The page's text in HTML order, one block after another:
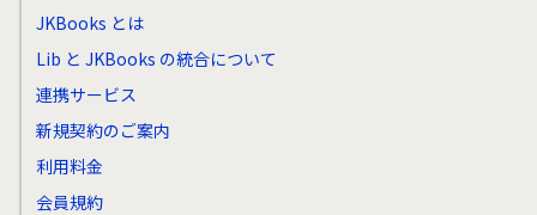
JKBooks とは
Lib と JKBooks の統合について
連携サービス
新規契約のご案内
利用料金
会員規約